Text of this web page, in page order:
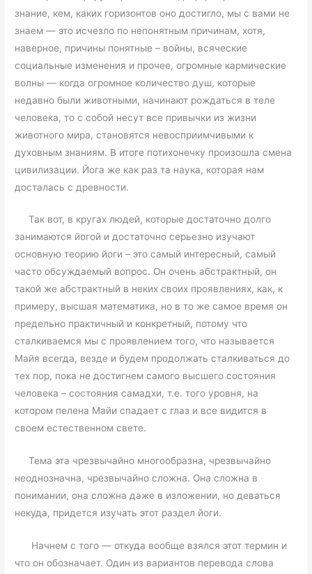
знание, кем, каких горизонтов оно достигло, мы с вами не
знаем — это исчезло по непонятным причинам, хотя,
наверное, причины понятные – войны, всяческие
социальные изменения и прочее, огромные кармические
волны — когда огромное количество душ, которые
недавно были животными, начинают рождаться в теле
человека, то с собой несут все привычки из жизни
животного мира, становятся невосприимчивыми к
духовным знаниям. В итоге потихонечку произошла смена
цивилизации. Йога же как раз та наука, которая нам
досталась с древности.
Так вот, в кругах людей, которые достаточно долго
занимаются йогой и достаточно серьезно изучают
основную теорию йоги – это самый интересный, самый
часто обсуждаемый вопрос. Он очень абстрактный, он
такой же абстрактный в неких своих проявлениях, как, к
примеру, высшая математика, но в то же самое время он
предельно практичный и конкретный, потому что
сталкиваемся мы с проявлением того, что называется
Майя всегда, везде и будем продолжать сталкиваться до
тех пор, пока не достигнем самого высшего состояния
человека – состояния самадхи, т.е. того уровня, на
котором пелена Майи спадает с глаз и все видится в
своем естественном свете.
Тема эта чрезвычайно многообразна, чрезвычайно
неоднозначна, чрезвычайно сложна. Она сложна в
понимании, она сложна даже в изложении, но деваться
некуда, придется изучать этот раздел йоги.
Начнем с того — откуда вообще взялся этот термин и
что он обозначает. Один из вариантов перевода слова